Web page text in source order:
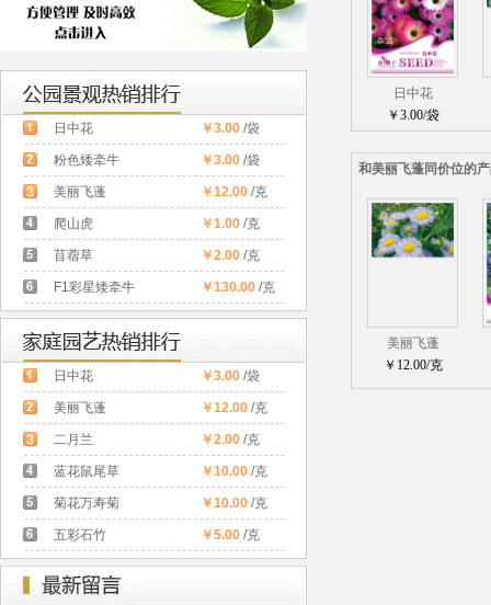
日中花 ￥3.00/袋
粉色矮牵牛 ￥3.00/袋
美丽飞蓬 ￥12.00/克
爬山虎 ￥1.00/克
苜蓿草 ￥2.00/克
F1彩星矮牵牛 ￥130.00/克
日中花 ￥3.00/袋
美丽飞蓬 ￥12.00/克
二月兰 ￥2.00/克
蓝花鼠尾草 ￥10.00/克
菊花万寿菊 ￥10.00/克
五彩石竹 ￥5.00/克
日中花
￥3.00/袋
和美丽飞蓬同价位的
美丽飞蓬
￥12.00/克